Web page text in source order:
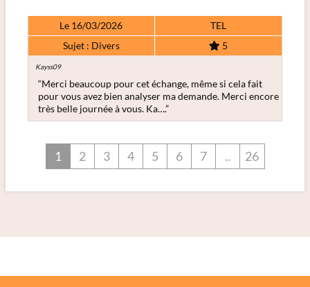
Le 16/03/2026
TEL
Sujet : Divers
5
Kayss09
“Merci beaucoup pour cet échange, même si cela fait
pour vous avez bien analyser ma demande. Merci encore
très belle journée à vous. Ka….”
1 2 3 4 5 6 7 .. 26